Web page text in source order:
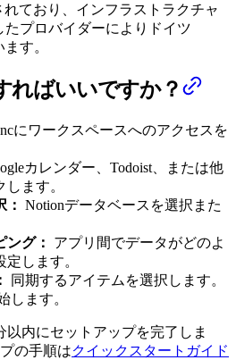
れており、インフラストラクチャ
たプロバイダーによりドイツ
す。
ればいいですか？
にワークスペースへのアクセスを
カレンダー、Todoist、または他
ます。
Notionデータベースを選択また
ング：
アプリ間でデータがどのよ
します。
同期するアイテムを選択します。
します。
以内にセットアップを完了しま
の手順はクイックスタートガイド